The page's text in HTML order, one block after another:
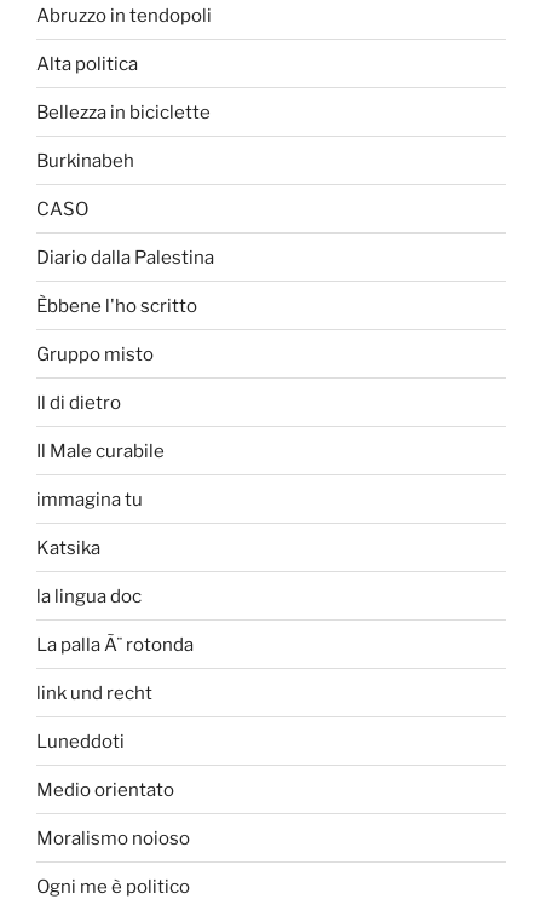
Abruzzo in tendopoli
Alta politica
Bellezza in biciclette
Burkinabeh
CASO
Diario dalla Palestina
Èbbene l'ho scritto
Gruppo misto
Il di dietro
Il Male curabile
immagina tu
Katsika
la lingua doc
La palla Ã¨ rotonda
link und recht
Luneddoti
Medio orientato
Moralismo noioso
Ogni me è politico